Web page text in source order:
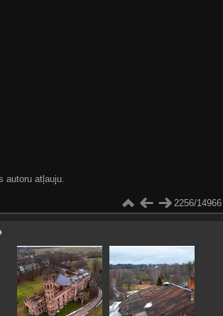
autoru atļauju.
2256/14966